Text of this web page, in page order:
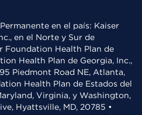
en el país: Kaiser
en el Norte y Sur de
Foundation Health Plan de
Health Plan de Georgia, Inc.,
Piedmont Road NE, Atlanta,
Health Plan de Estados del
Virginia, y Washington,
Hyattsville, MD, 20785 •